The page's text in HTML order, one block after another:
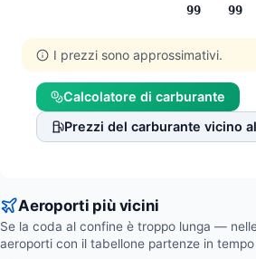
99
99
I prezzi sono approssimativi.
Calcolatore di carburante
Prezzi del carburante vicino
Aeroporti più vicini
Se la coda al confine è troppo lunga —
aeroporti con il tabellone partenze in tempo